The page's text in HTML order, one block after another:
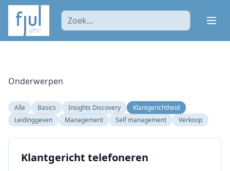
Onderwerpen
Alle Basics Insights Discovery
Klantgerichtheid
Leidinggeven
Management Self management Verkoop
Klantgericht telefoneren